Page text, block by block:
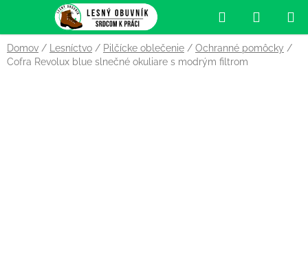
obsah
Hľadať
KOŠÍK
Domov / Lesníctvo / Pilčícke oblečenie / Ochranné pomôcky /
Cofra Revolux blue slnečné okuliare s modrým filtrom